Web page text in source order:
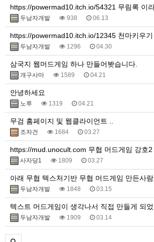
두남자개발 938 06.13
두남자개발 1296 04.30
삼국지 웹머드게임 하나 만들어봣습니다.
개구사마 1589 04.21
안녕하세요
노루 1319 04.21
무검 홈페이지 및 웹클라이언트 ..
조자건 1684 03.27
https://mud.unocult.com 무협 머드게임 강호2
사자당1 1809 03.27
아래 무협 텍스처기반 무협 머드게임 만든사람
두남자개발 1848 03.15
두남자개발 1909 03.14